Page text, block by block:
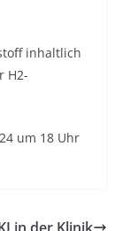
inhaltlich
H2-
um 18 Uhr